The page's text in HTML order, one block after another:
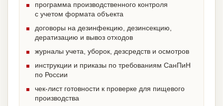
программа производственного контроля
с учетом формата объекта
договоры на дезинфекцию, дезинсекцию,
дератизацию и вывоз отходов
журналы учета, уборок, дезсредств и осмотров
инструкции и приказы по требованиям СанПиН
по России
чек-лист готовности к проверке для пищевого
производства